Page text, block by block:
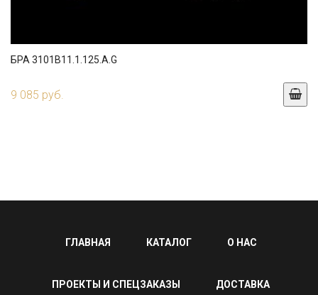
БРА 3101B11.1.125.A.G
9 085 руб.
ГЛАВНАЯ КАТАЛОГ О НАС
ПРОЕКТЫ И СПЕЦЗАКАЗЫ ДОСТАВКА